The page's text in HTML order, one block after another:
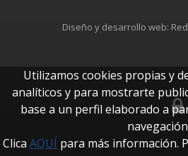
Diseño y desarrollo web:
btUpdate
Utilizamos cookies propias y
analíticos y para mostrarte
base a un perfil elaborado a
Clica AQUÍ para más información.